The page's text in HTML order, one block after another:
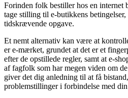
Forinden folk bestiller hos en internet
tage stilling til e-butikkens betingelser,
tidskrævende opgave.
Et nemt alternativ kan være at
er e-mærket, grundet at det er et
efter de opstillede regler, samt at e-
af fagfolk som har megen viden om
giver det dig anledning til at få
problemstillinger i forbindelse med